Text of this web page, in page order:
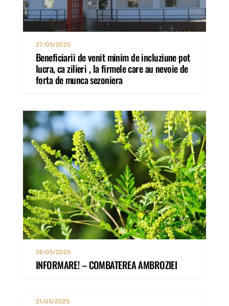
27/05/2025
Beneficiarii de venit minim de incluziune pot
lucra, ca zilieri , la firmele care au nevoie de
forta de munca sezoniera
26/05/2025
INFORMARE! – COMBATEREA AMBROZIEI
21/05/2025